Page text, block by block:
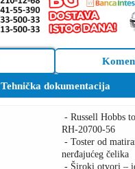
Tehnička dokumentacija
- Russell Hobbs
RH-20700-56
- Toster od
nerđajućeg čelika
- Široki otvori –